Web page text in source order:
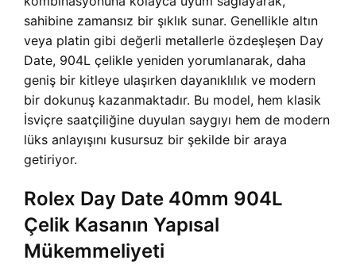
sahibine zamansız bir şıklık sunar. Genellikle altın
veya platin gibi değerli metallerle özdeşleşen Day
Date, 904L çelikle yeniden yorumlanarak, daha
geniş bir kitleye ulaşırken dayanıklılık ve modern
bir dokunuş kazanmaktadır. Bu model, hem klasik
İsviçre saatçiliğine duyulan saygıyı hem de modern
lüks anlayışını kusursuz bir şekilde bir araya
getiriyor.
Rolex Day Date 40mm 904L
Çelik Kasanın Yapısal
Mükemmeliyeti